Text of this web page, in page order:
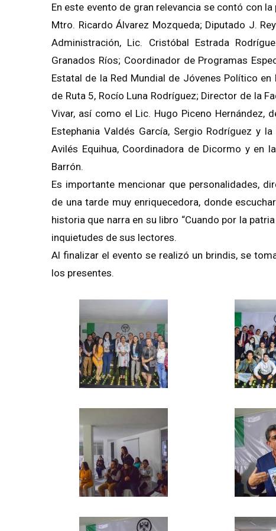
En este evento de gran relevancia se contó con
Mtro. Ricardo Álvarez Mozqueda; Diputado J.
Administración, Lic. Cristóbal Estrada
Granados Ríos; Coordinador de Programas
Estatal de la Red Mundial de Jóvenes Político
de Ruta 5, Rocío Luna Rodríguez; Director de la
Vivar, así como el Lic. Hugo Piceno Hernández,
Estephania Valdés García, Sergio Rodríguez y
Avilés Equihua, Coordinadora de Dicormo y en
Barrón.
Es importante mencionar que personalidades,
de una tarde muy enriquecedora, donde
historia que narra en su libro “Cuando por la
inquietudes de sus lectores.
Al finalizar el evento se realizó un brindis, se
los presentes.